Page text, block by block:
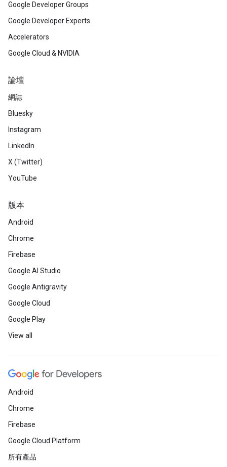
Google Developer Groups
Google Developer Experts
Accelerators
Google Cloud & NVIDIA
論壇
網誌
Bluesky
Instagram
LinkedIn
X (Twitter)
YouTube
版本
Android
Chrome
Firebase
Google AI Studio
Google Antigravity
Google Cloud
Google Play
View all
Android
Chrome
Firebase
Google Cloud Platform
所有產品